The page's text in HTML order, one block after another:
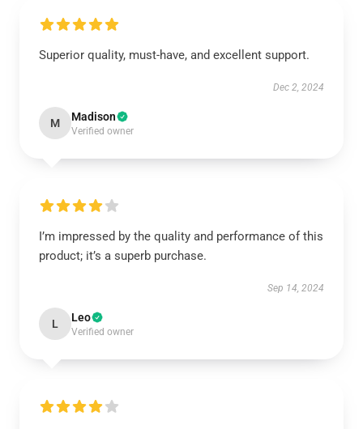
Superior quality, must-have, and excellent support.
Dec 2, 2024
M Madison
Verified owner
I’m impressed by the quality and performance of this
product; it’s a superb purchase.
Sep 14, 2024
L Leo
Verified owner